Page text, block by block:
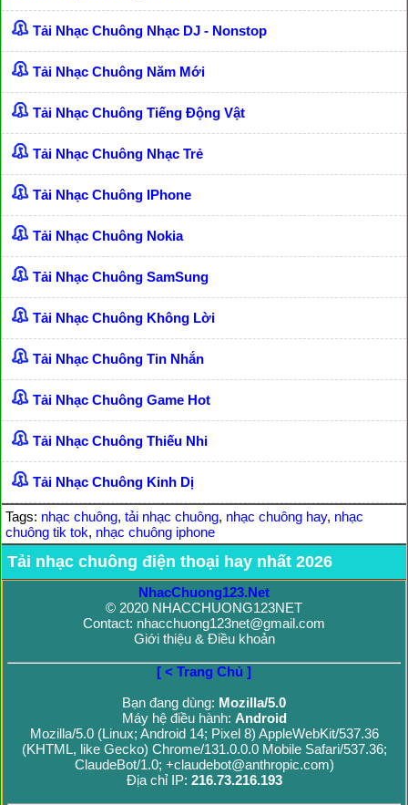
Tải Nhạc Chuông Nhạc DJ - Nonstop
Tải Nhạc Chuông Năm Mới
Tải Nhạc Chuông Tiếng Động Vật
Tải Nhạc Chuông Nhạc Trẻ
Tải Nhạc Chuông IPhone
Tải Nhạc Chuông Nokia
Tải Nhạc Chuông SamSung
Tải Nhạc Chuông Không Lời
Tải Nhạc Chuông Tin Nhắn
Tải Nhạc Chuông Game Hot
Tải Nhạc Chuông Thiếu Nhi
Tải Nhạc Chuông Kinh Dị
Tags: nhạc chuông, tải nhạc chuông, nhạc chuông hay, nhạc
chuông tik tok, nhạc chuông iphone
Tải nhạc chuông điện thoại hay nhất 2026
NhacChuong123.Net
© 2020 NHACCHUONG123NET
Contact: nhacchuong123net@gmail.com
Giới thiệu & Điều khoản
[ < Trang Chủ ]
Bạn đang dùng: Mozilla/5.0
Máy hệ điều hành: Android
Mozilla/5.0 (Linux; Android 14; Pixel 8) AppleWebKit/537.36
(KHTML, like Gecko) Chrome/131.0.0.0 Mobile Safari/537.36;
ClaudeBot/1.0; +claudebot@anthropic.com)
Địa chỉ IP: 216.73.216.193